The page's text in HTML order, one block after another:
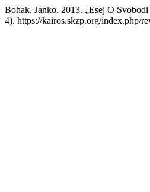
Bohak, Janko. 2013. „Esej O
4). https://kairos.skzp.org/index.php/